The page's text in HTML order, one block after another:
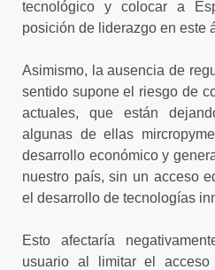
tecnológico y colocar a
posición de liderazgo en este
Asimismo, la ausencia de
sentido supone el riesgo de
actuales, que están
algunas de ellas
desarrollo económico y
nuestro país, sin un acceso
el desarrollo de tecnologías
Esto afectaría
usuario al limitar el